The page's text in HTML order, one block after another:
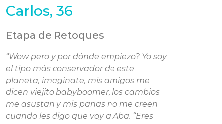
Carlos, 36
Etapa de Retoques
“Wow pero y por dónde empiezo? Yo soy
el tipo más conservador de este
planeta, imagínate, mis amigos me
dicen viejito babyboomer, los cambios
me asustan y mis panas no me creen
cuando les digo que voy a Aba. “Eres